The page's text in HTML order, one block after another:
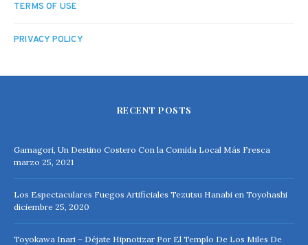
TERMS OF USE
PRIVACY POLICY
RECENT POSTS
Gamagori, Un Destino Costero Con la Comida Local Más Fresca
marzo 25, 2021
Los Espectaculares Fuegos Artificiales Tezutsu Hanabi en Toyohashi
diciembre 25, 2020
Toyokawa Inari – Déjate Hipnotizar Por El Templo De Los Miles De